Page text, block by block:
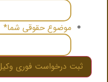
موضوع حقوقی شما*